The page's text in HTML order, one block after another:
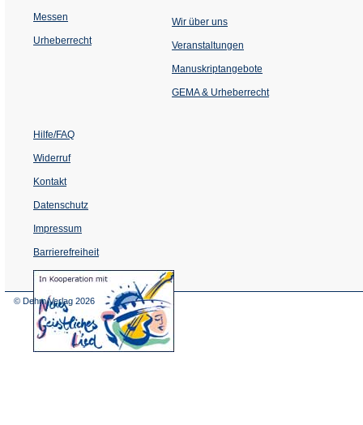
Messen
Urheberrecht
Wir über uns
Veranstaltungen
einem
Tab)
Manuskriptangebote
GEMA & Urheberrecht
Hilfe/FAQ
Widerruf
Kontakt
Datenschutz
Impressum
Barrierefreiheit
(Öffnet
in
© Dehm Verlag 2026